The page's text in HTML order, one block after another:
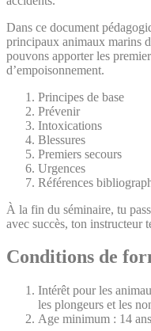
Dans ce document
principaux animaux marins
pouvons apporter les
d’empoisonnement.
Principes de base
Prévenir
Intoxications
Blessures
Premiers secours
Urgences
Références
À la fin du séminaire, tu
avec succès, ton instructeur
Conditions de
Intérêt pour les
les plongeurs et les
Age minimum : 14